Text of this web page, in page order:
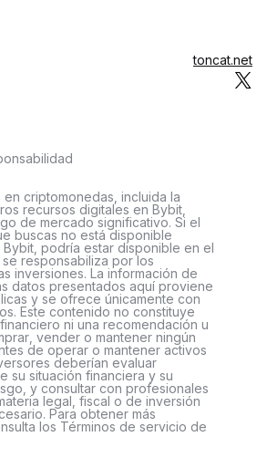
toncat.net
en criptomonedas, incluida la
recursos digitales en Bybit,
de mercado significativo. Si el
buscas no está disponible
Bybit, podría estar disponible en el
responsabiliza por los
inversiones. La información de
datos presentados aquí proviene
y se ofrece únicamente con
Este contenido no constituye
ni una recomendación u
vender o mantener ningún
de operar o mantener activos
deberían evaluar
su situación financiera y su
y consultar con profesionales
legal, fiscal o de inversión
Para obtener más
los Términos de servicio de